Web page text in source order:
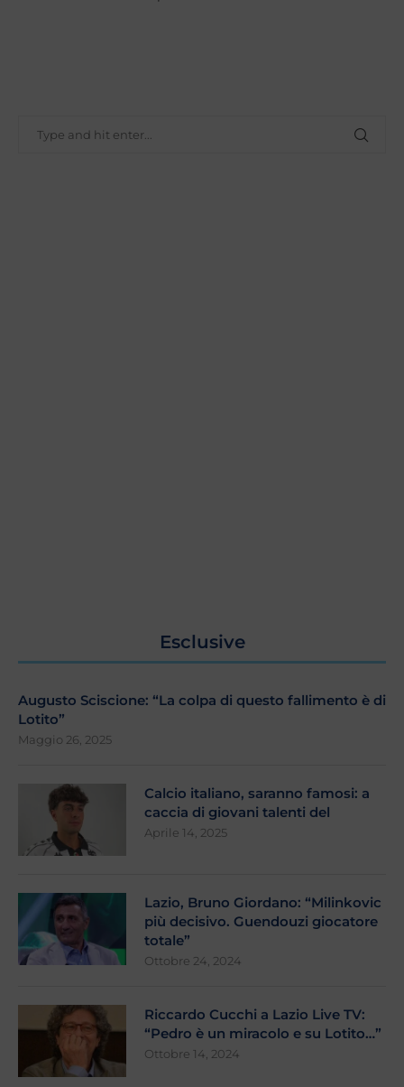
Esclusive
Augusto Sciscione: “La colpa di questo fallimento è di
Lotito”
Maggio 26, 2025
Calcio italiano, saranno famosi: a
caccia di giovani talenti del
Aprile 14, 2025
Lazio, Bruno Giordano: “Milinkovic
più decisivo. Guendouzi giocatore
totale”
Ottobre 24, 2024
Riccardo Cucchi a Lazio Live TV:
“Pedro è un miracolo e su Lotito…”
Ottobre 14, 2024